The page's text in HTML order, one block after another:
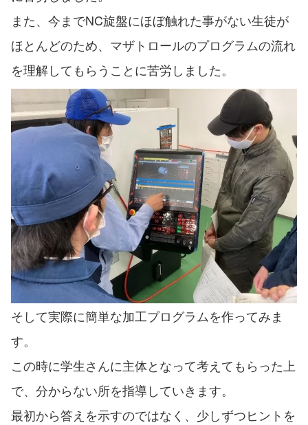
また、今までNC旋盤にほぼ触れた事がない生徒が
ほとんどのため、マザトロールのプログラムの流れ
を理解してもらうことに苦労しました。
そして実際に簡単な加工プログラムを作ってみま
す。
この時に学生さんに主体となって考えてもらった上
で、分からない所を指導していきます。
最初から答えを示すのではなく、少しずつヒントを